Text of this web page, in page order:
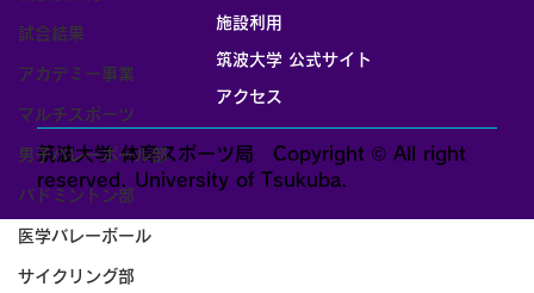
試合結果
アカデミー事業
マルチスポーツ
男子バレーボール部
バドミントン部
医学バレーボール
サイクリング部
施設利用
筑波大学 公式サイト
アクセス
筑波大学 体育スポーツ局 Copyright © All right
reserved. University of Tsukuba.